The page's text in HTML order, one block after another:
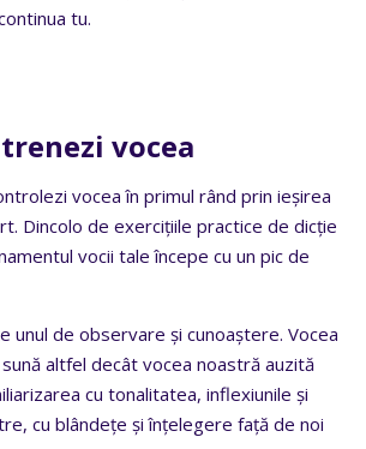
tu.
vocea
vocea în primul rând prin ieșirea
Dincolo de exercițiile practice de dicție
vocii tale începe cu un pic de
unul de observare și cunoaștere. Vocea
sună altfel decât vocea noastră auzită
cu tonalitatea, inflexiunile și
cu blândețe și înțelegere față de noi